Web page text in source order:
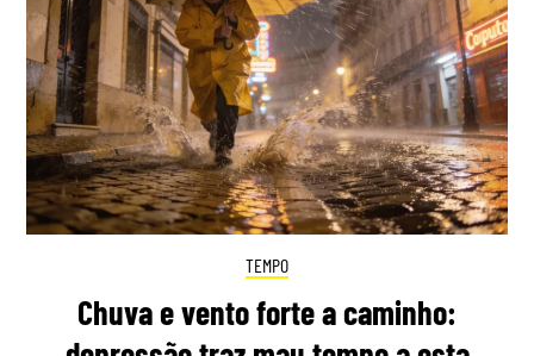
TEMPO
Chuva e vento forte a caminho: